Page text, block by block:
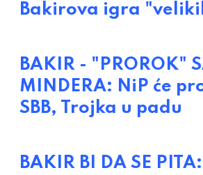
Bakirova igra
BAKIR - "PROROK"
MINDERA: NiP će
SBB, Trojka u padu
BAKIR BI DA SE